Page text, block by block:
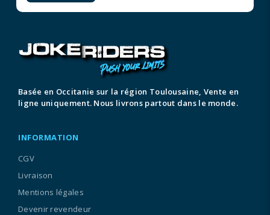
Basée en Occitanie sur la région Toulousaine, Vente en
ligne uniquement. Nous livrons partout dans le monde.
INFORMATION
CGV
Livraison
Mentions légales
Devenir revendeur